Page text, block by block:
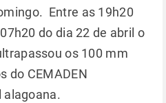
Entre as 19h20
do dia 22 de abril o
os 100 mm
do CEMADEN